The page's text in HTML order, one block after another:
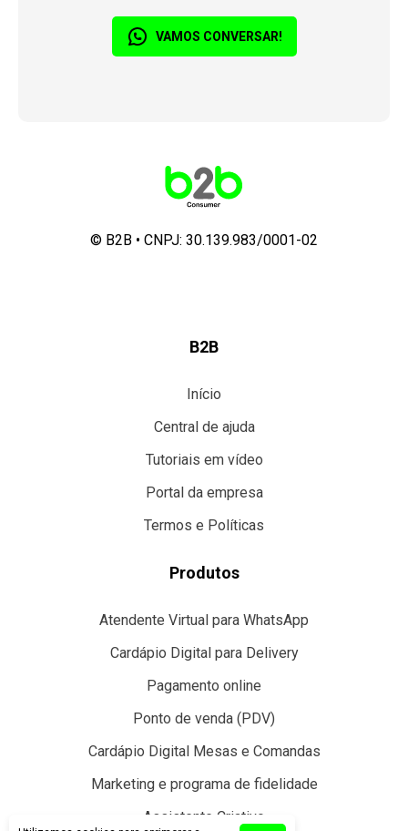
VAMOS CONVERSAR!
© B2B • CNPJ: 30.139.983/0001-02
B2B
Início
Central de ajuda
Tutoriais em vídeo
Portal da empresa
Termos e Políticas
Produtos
Atendente Virtual para WhatsApp
Cardápio Digital para Delivery
Pagamento online
Ponto de venda (PDV)
Cardápio Digital Mesas e Comandas
Marketing e programa de fidelidade
Assistente Criativo